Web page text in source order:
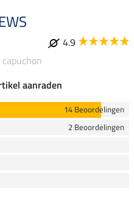
4.9
aanraden
14 Beoordelingen
2 Beoordelingen